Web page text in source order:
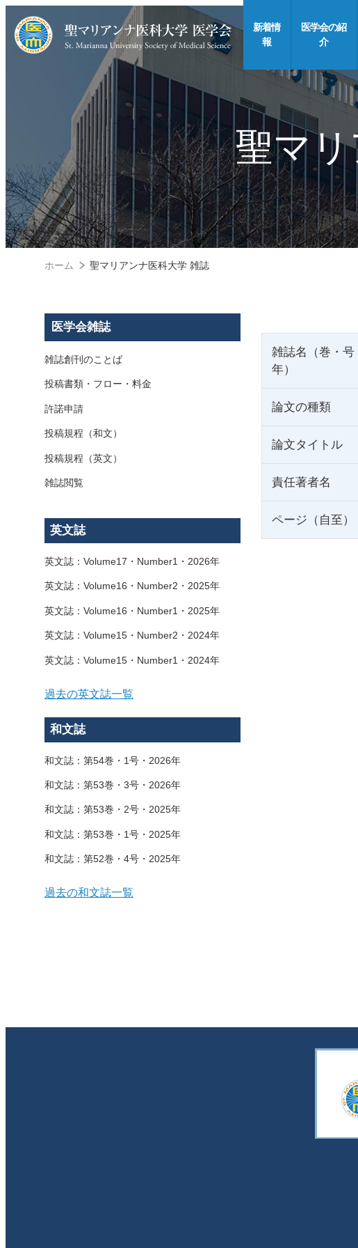
新着情
報
医学会の紹
介
聖マ
ホーム 聖マリアンナ医科大学 雑誌
雑誌名（巻・号
年）
論文の種類
論文タイトル
責任著者名
ページ（自至）
医学会雑誌
雑誌創刊のことば
投稿書類・フロー・料金
許諾申請
投稿規程（和文）
投稿規程（英文）
雑誌閲覧
英文誌
英文誌：Volume17・Number1・2026年
英文誌：Volume16・Number2・2025年
英文誌：Volume16・Number1・2025年
英文誌：Volume15・Number2・2024年
英文誌：Volume15・Number1・2024年
過去の英文誌一覧
和文誌
和文誌：第54巻・1号・2026年
和文誌：第53巻・3号・2026年
和文誌：第53巻・2号・2025年
和文誌：第53巻・1号・2025年
和文誌：第52巻・4号・2025年
過去の和文誌一覧